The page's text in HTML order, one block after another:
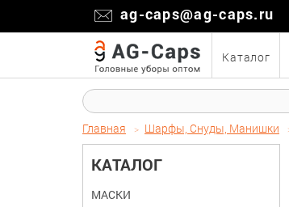
ag-caps@ag-caps.ru
Каталог
Главная Шарфы, Снуды, Манишки
КАТАЛОГ
МАСКИ